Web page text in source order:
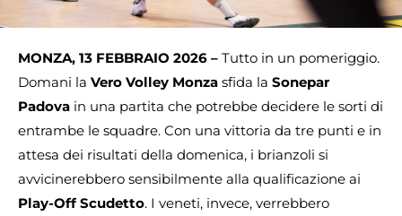
MONZA, 13 FEBBRAIO 2026 – Tutto in un pomeriggio.
Domani la Vero Volley Monza sfida la Sonepar
Padova in una partita che potrebbe decidere le sorti di
entrambe le squadre. Con una vittoria da tre punti e in
attesa dei risultati della domenica, i brianzoli si
avvicinerebbero sensibilmente alla qualificazione ai
Play-Off Scudetto. I veneti, invece, verrebbero